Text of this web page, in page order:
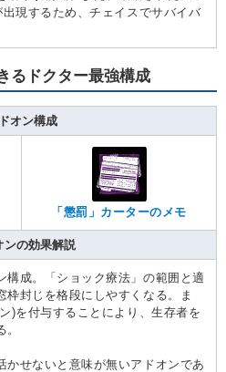
現するため、チェイスでサバイバ
るドクター最強構成
オン構成
「懲罰」カーターのメモ
ンの効果解説
構成。「ショック療法」の範囲と適
枠封じを格段にしやすくなる。ま
)を付与することにより、生存者を
かせないと意味が無いアドオンであ